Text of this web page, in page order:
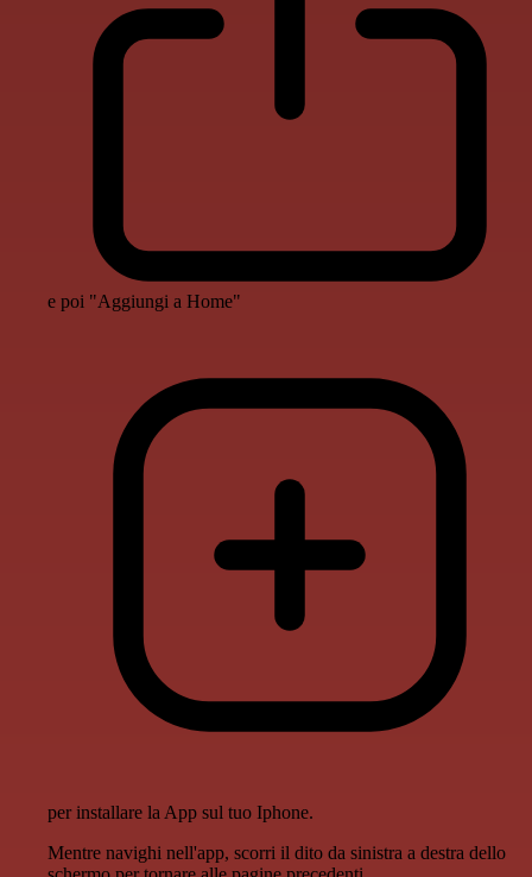
e poi "Aggiungi a Home"
per installare la App sul tuo Iphone.
Mentre navighi nell'app, scorri il dito da sinistra a destra dello